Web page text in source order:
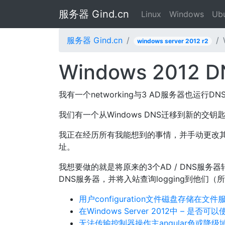
服务器 Gind.cn Linux Windows
服务器 Gind.cn windows server 2012 r2
Windows 2012
我有一个networking与3 AD服务器也运行
我们有一个从Windows DNS迁移到新的交钥
我正在经历所有我能想到的事情，并手动更
址。
我想要做的就是将原来的3个AD / DNS服务
DNS服务器，并将入站查询logging到他们（
用户configuration文件磁盘存储在文件
在Windows Server 2012中 – 是否可以
无法传输控制器操作主angular色或降级